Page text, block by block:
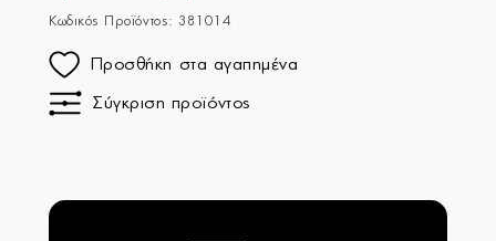
Κωδικός Προϊόντος: 381014
Προσθήκη στα αγαπημένα
Σύγκριση προϊόντος